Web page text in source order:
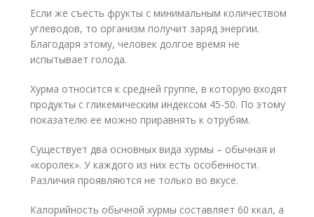
Если же съесть фрукты с минимальным количеством
углеводов, то организм получит заряд энергии.
Благодаря этому, человек долгое время не
испытывает голода.
Хурма относится к средней группе, в которую входят
продукты с гликемическим индексом 45-50. По этому
показателю ее можно приравнять к отрубям.
Существует два основных вида хурмы – обычная и
«королек». У каждого из них есть особенности.
Различия проявляются не только во вкусе.
Калорийность обычной хурмы составляет 60 ккал, а